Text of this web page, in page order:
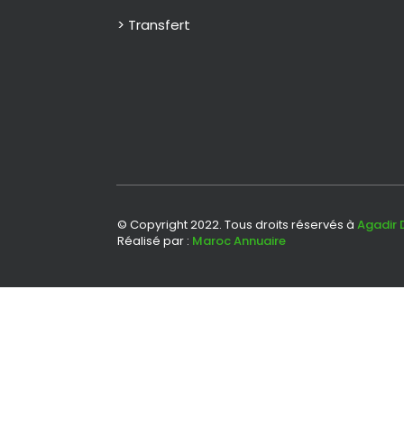
> Transfert
© Copyright 2022. Tous droits réservés à Agadir
Réalisé par : Maroc Annuaire